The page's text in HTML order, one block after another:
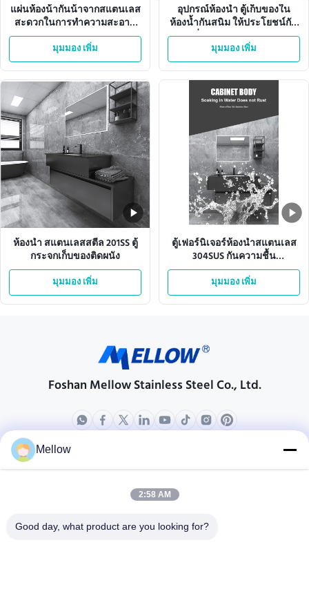
แผ่นห้องน้ํากันน้ําจากสแตนเลส
สะดวกในการทําความสะอาด
ASTM มาตรฐานทนทานต่อการ
กัดกร่อน ทนทานและสําหรับ
สถาบัน
มุมมอง เพิ่ม
อุปกรณ์ห้องน้ำ ตู้เก็บของใน
ห้องน้ำกันสนิม ให้ประโยชน์กัน
สนิมที่ทนทานและการตกแต่ง
ห้องน้ำที่มีสไตล์
มุมมอง เพิ่ม
ห้องน้ำ สแตนเลสสตีล 201SS ตู้
กระจกเก็บของติดผนัง
มุมมอง เพิ่ม
ตู้เฟอร์นิเจอร์ห้องน้ำสแตนเลส
304SUS กันความชื้น
อ่างล้างหน้า
มุมมอง เพิ่ม
Foshan Mellow Stainless Steel Co., Ltd.
ผลิตภัณฑ์
โปรไฟล์บริษัท
การควบคุมคุณภาพ
Mellow
2:58 AM
Good day, what product are you looking for?